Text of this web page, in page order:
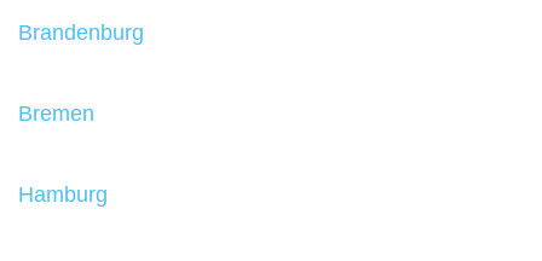
Brandenburg
Bremen
Hamburg